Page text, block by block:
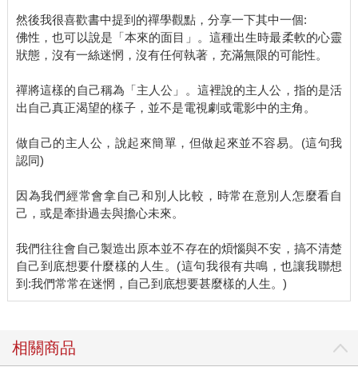
然而，知易行難，道理說起來容易，實際做起來卻困難重重。
照護父母、夫妻之間的老老照顧等，照護的形式百百種，每個人
的處境也都不盡相同，沒有一個「這樣做準沒錯」的標準答案。
我看到這麼多人為了照護家人而犧牲自己，不禁心生敬畏。相信
不只我有這樣的感覺。失能等級低，並不代表照護起來就比較輕
照護家人為你的身心所帶來的壓力，恐怕遠遠超乎你的想像
首先我想說的是，請盡一切可能使用你能夠取得的照護資源。
是忙於照護父母的自己。
現在的你已經精疲力盡，必須好好面對這個事實。無論你有多愛
說出傷人的話時，立即道歉當然很重要，但請別忘了，你也需要
好好照顧自己。
一兩分鐘也好，請安排一點時間給自己，讓自己從照護中獲得解
冷靜一下。如果情況允許的話，與父母拉開物理上的距離更好。
然後我很喜歡書中提到的禪學觀點，分享一下其中一個:
佛性，也可以說是「本來的面目」。這種出生時最柔軟的心靈
狀態，沒有一絲迷惘，沒有任何執著，充滿無限的可能性。
禪將這樣的自己稱為「主人公」。這裡說的主人公，指的是活
出自己真正渴望的樣子，並不是電視劇或電影中的主角。
做自己的主人公，說起來簡單，但做起來並不容易。(這句我
認同)
因為我們經常會拿自己和別人比較，時常在意別人怎麼看自
己，或是牽掛過去與擔心未來。
我們往往會自己製造出原本並不存在的煩惱與不安，搞不清楚
自己到底想要什麼樣的人生。(這句我很有共鳴，也讓我聯想
相關商品